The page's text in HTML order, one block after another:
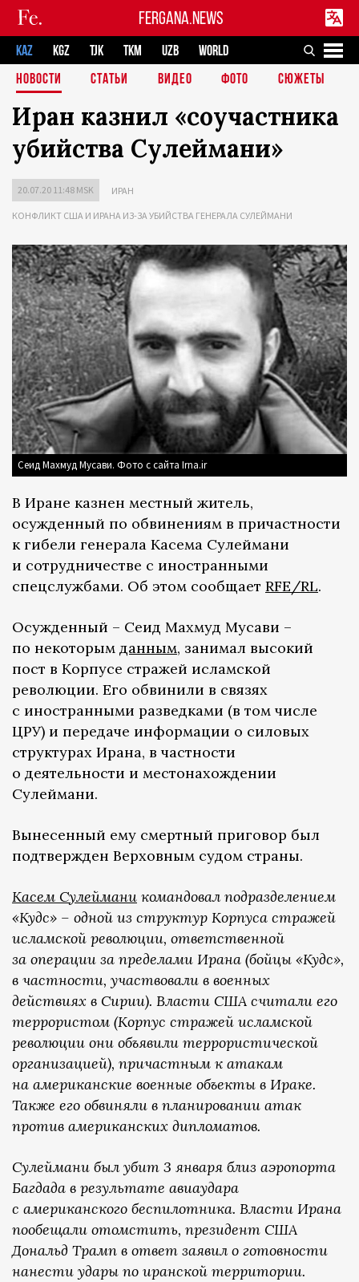
FERGANA.NEWS
KAZ KGZ TJK TKM UZB
WORLD
НОВОСТИ
СТАТЬИ ВИДЕО ФОТО СЮЖЕТЫ
Иран казнил «соучастника
убийства Сулеймани»
20.07.20 11:48 MSK ИРАН
КОНФЛИКТ США И ИРАНА ИЗ-ЗА УБИЙСТВА ГЕНЕРАЛА СУЛЕЙМАНИ
Сеид Махмуд Мусави. Фото с сайта Irna.ir
В Иране казнен местный житель,
осужденный по обвинениям в причастности
к гибели генерала Касема Сулеймани
и сотрудничестве с иностранными
спецслужбами. Об этом сообщает RFE/RL.
Осужденный – Сеид Махмуд Мусави –
по некоторым данным, занимал высокий
пост в Корпусе стражей исламской
революции. Его обвинили в связях
с иностранными разведками (в том числе
ЦРУ) и передаче информации о силовых
структурах Ирана, в частности
о деятельности и местонахождении
Сулеймани.
Вынесенный ему смертный приговор был
подтвержден Верховным судом страны.
Касем Сулеймани командовал подразделением
«Кудс» – одной из структур Корпуса стражей
исламской революции, ответственной
за операции за пределами Ирана (бойцы «Кудс»,
в частности, участвовали в военных
действиях в Сирии). Власти США считали его
террористом (Корпус стражей исламской
революции они объявили террористической
организацией), причастным к атакам
на американские военные объекты в Ираке.
Также его обвиняли в планировании атак
против американских дипломатов.
Сулеймани был убит 3 января близ аэропорта
Багдада в результате авиаудара
с американского беспилотника. Власти Ирана
пообещали отомстить, президент США
Дональд Трамп в ответ заявил о готовности
нанести удары по иранской территории.